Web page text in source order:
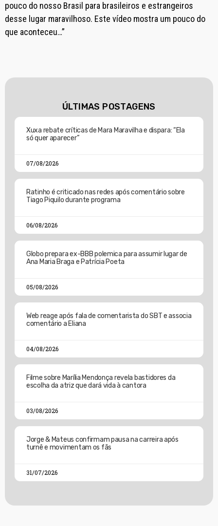
pouco do nosso Brasil para brasileiros e estrangeiros
desse lugar maravilhoso. Este vídeo mostra um pouco do
que aconteceu…”
ÚLTIMAS POSTAGENS
Xuxa rebate críticas de Mara Maravilha e dispara: “Ela
só quer aparecer”
07/08/2026
Ratinho é criticado nas redes após comentário sobre
Tiago Piquilo durante programa
06/08/2026
Globo prepara ex-BBB polemica para assumir lugar de
Ana Maria Braga e Patrícia Poeta
05/08/2026
Web reage após fala de comentarista do SBT e associa
comentário a Eliana
04/08/2026
Filme sobre Marília Mendonça revela bastidores da
escolha da atriz que dará vida à cantora
03/08/2026
Jorge & Mateus confirmam pausa na carreira após
turnê e movimentam os fãs
31/07/2026